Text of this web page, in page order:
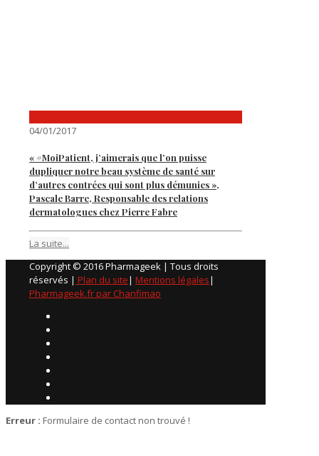
04/01/2017
« #MoiPatient, j’aimerais que l’on puisse
dupliquer notre beau système de santé sur
d’autres contrées qui sont plus démunies »,
Pascale Barre, Responsable des relations
dermatologues chez Pierre Fabre
La suite...
Copyright © 2016 Pharmageek | Tous droits
réservés | Plan du site| Mentions légales|
Pharmageek.fr par Chanfimao
Erreur : Formulaire de contact non trouvé !